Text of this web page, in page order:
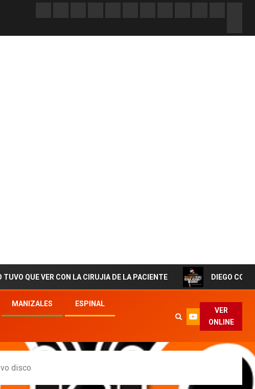
CON LA CIRUJIA DE LA PACIENTE DIEGO CORTES El
MANIZALES ESPINAL
VER
ONLINE
disco